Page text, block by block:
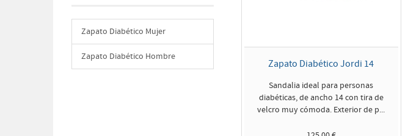
Zapato Diabético Mujer
Zapato Diabético Hombre
Zapato Diabético Jordi 14
Sandalia ideal para personas
diabéticas, de ancho 14 con tira de
velcro muy cómoda. Exterior de p...